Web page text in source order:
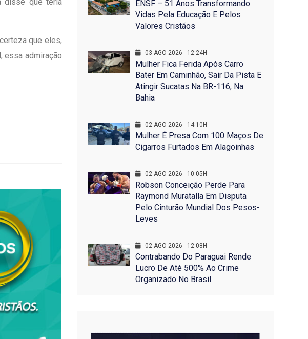
que eles,
essa admiração
ENSF – 51 Anos Transformando
Vidas Pela Educação E Pelos
Valores Cristãos
03 AGO 2026 - 12:24H
Mulher Fica Ferida Após Carro
Bater Em Caminhão, Sair Da Pista E
Atingir Sucatas Na BR-116, Na
Bahia
02 AGO 2026 - 14:10H
Mulher É Presa Com 100 Maços De
Cigarros Furtados Em Alagoinhas
02 AGO 2026 - 10:05H
Robson Conceição Perde Para
Raymond Muratalla Em Disputa
Pelo Cinturão Mundial Dos Pesos-
Leves
02 AGO 2026 - 12:08H
Contrabando Do Paraguai Rende
Lucro De Até 500% Ao Crime
Organizado No Brasil